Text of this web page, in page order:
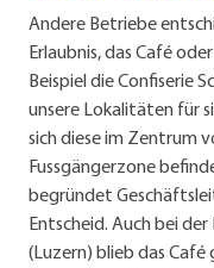
Andere Betriebe
Erlaubnis, das Café
Beispiel die Confiserie
unsere Lokalitäten für
sich diese im Zentrum
Fussgängerzone
begründet
Entscheid. Auch bei
(Luzern) blieb das Café